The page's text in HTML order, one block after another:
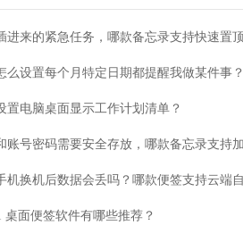
么设置每个月特定日期都提醒我做某件事？
置电脑桌面显示工作计划清单？
桌面便签软件有哪些推荐？